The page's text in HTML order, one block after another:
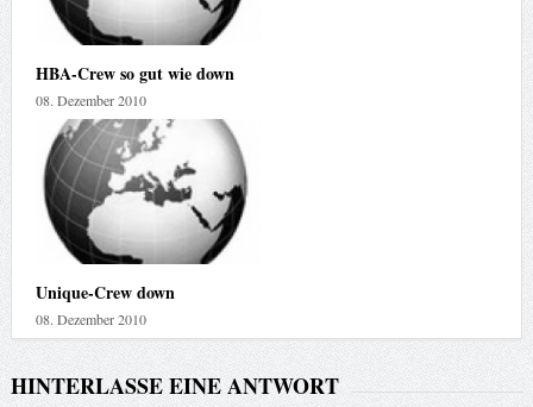
HBA-Crew so gut wie down
08. Dezember 2010
Unique-Crew down
08. Dezember 2010
HINTERLASSE EINE ANTWORT